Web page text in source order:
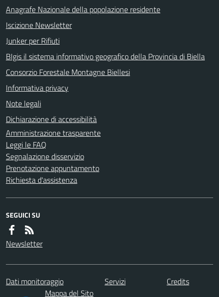
Anagrafe Nazionale della popolazione residente
Iscizione Newsletter
Junker per Rifiuti
BIgis il sistema informativo geografico della Provincia di Biella
Consorzio Forestale Montagne Biellesi
Informativa privacy
Note legali
Dichiarazione di accessibilità
Amministrazione trasparente
Leggi le FAQ
Segnalazione disservizio
Prenotazione appuntamento
Richiesta d'assistenza
SEGUICI SU
Newsletter
Dati monitoraggio Servizi
Credits
Mappa del Sito